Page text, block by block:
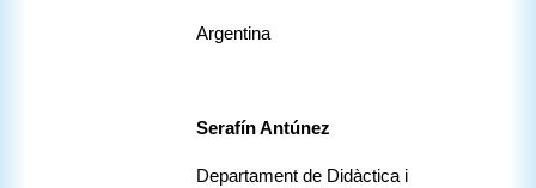
Argentina
Serafín Antúnez
Departament de Didàctica i